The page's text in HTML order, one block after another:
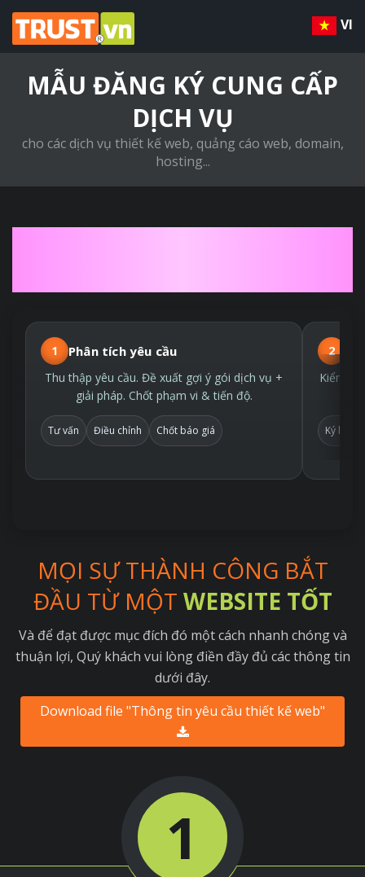
VI
MẪU ĐĂNG KÝ CUNG CẤP
DỊCH VỤ
cho các dịch vụ thiết kế web, quảng cáo web, domain,
hosting...
1 Phân tích yêu cầu
Thu thập yêu cầu. Đề xuất gợi ý gói dịch vụ +
giải pháp. Chốt phạm vi & tiến độ.
Tư vấn Điều chỉnh Chốt báo giá
2
Kiểm
Ký hợp
MỌI SỰ THÀNH CÔNG BẮT
ĐẦU TỪ MỘT WEBSITE TỐT
Và để đạt được mục đích đó một cách nhanh chóng và
thuận lợi, Quý khách vui lòng điền đầy đủ các thông tin
dưới đây.
Download file "Thông tin yêu cầu thiết kế web"
1